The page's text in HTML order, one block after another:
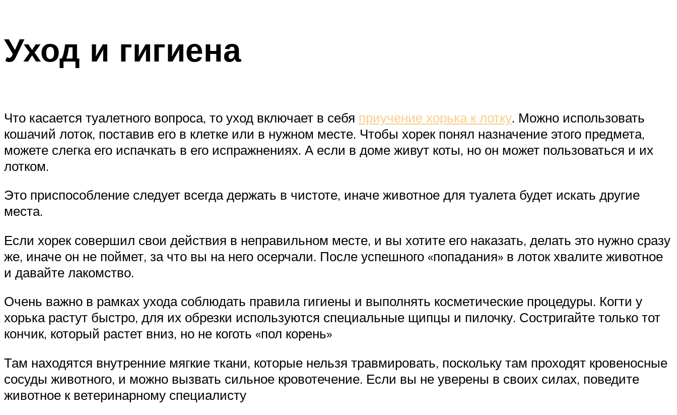
Уход и гигиена
Что касается туалетного вопроса, то уход включает в себя приучение хорька к лотку. Можно использовать
кошачий лоток, поставив его в клетке или в нужном месте. Чтобы хорек понял назначение этого предмета,
можете слегка его испачкать в его испражнениях. А если в доме живут коты, но он может пользоваться и их
лотком.
Это приспособление следует всегда держать в чистоте, иначе животное для туалета будет искать другие
места.
Если хорек совершил свои действия в неправильном месте, и вы хотите его наказать, делать это нужно сразу
же, иначе он не поймет, за что вы на него осерчали. После успешного «попадания» в лоток хвалите животное
и давайте лакомство.
Очень важно в рамках ухода соблюдать правила гигиены и выполнять косметические процедуры. Когти у
хорька растут быстро, для их обрезки используются специальные щипцы и пилочку. Состригайте только тот
кончик, который растет вниз, но не коготь «пол корень»
Там находятся внутренние мягкие ткани, которые нельзя травмировать, поскольку там проходят кровеносные
сосуды животного, и можно вызвать сильное кровотечение. Если вы не уверены в своих силах, поведите
животное к ветеринарному специалисту